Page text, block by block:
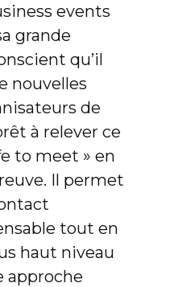
events
grande
qu’il
nouvelles
de
à relever ce
to meet » en
Il permet
tout en
haut niveau
approche